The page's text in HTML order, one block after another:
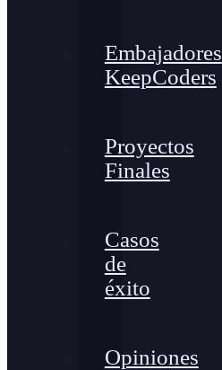
Embajadores
KeepCoders
Proyectos
Finales
Casos
de
éxito
Opiniones